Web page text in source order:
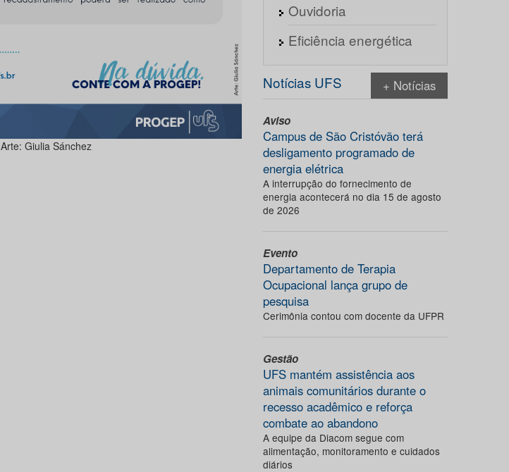
Arte: Giulia Sánchez
Ouvidoria
Eficiência energética
Notícias UFS + Notícias
Aviso
Campus de São Cristóvão terá
desligamento programado de
energia elétrica
A interrupção do fornecimento de
energia acontecerá no dia 15 de agosto
de 2026
Evento
Departamento de Terapia
Ocupacional lança grupo de
pesquisa
Cerimônia contou com docente da UFPR
Gestão
UFS mantém assistência aos
animais comunitários durante o
recesso acadêmico e reforça
combate ao abandono
A equipe da Diacom segue com
alimentação, monitoramento e cuidados
diários